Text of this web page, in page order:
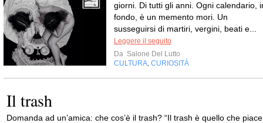
giorni. Di tutti gli anni. Ogni calendario,
fondo, è un memento mori. Un
susseguirsi di martiri, vergini, beati e...
Leggere il seguito
Da Salone Del Lutto
CULTURA CURIOSITÀ
Il trash
Domanda ad un’amica: che cos’è il trash? “Il trash è quello che piace